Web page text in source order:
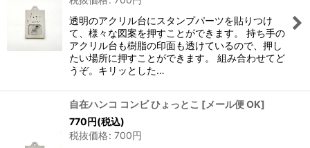
透明のアクリル台にスタンプパーツを貼りつけ
て、様々な図案を押すことができます。 持ち手の
アクリル台も樹脂の印面も透けているので、押し
たい場所に押すことができます。 組み合わせてど
うぞ。キリッとした…
自在ハンコ コンビ ひょっとこ [メール便 OK]
770円(税込)
税抜価格: 700円